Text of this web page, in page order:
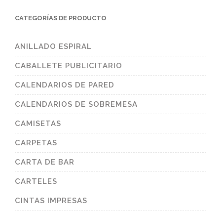
CATEGORÍAS DE PRODUCTO
ANILLADO ESPIRAL
CABALLETE PUBLICITARIO
CALENDARIOS DE PARED
CALENDARIOS DE SOBREMESA
CAMISETAS
CARPETAS
CARTA DE BAR
CARTELES
CINTAS IMPRESAS